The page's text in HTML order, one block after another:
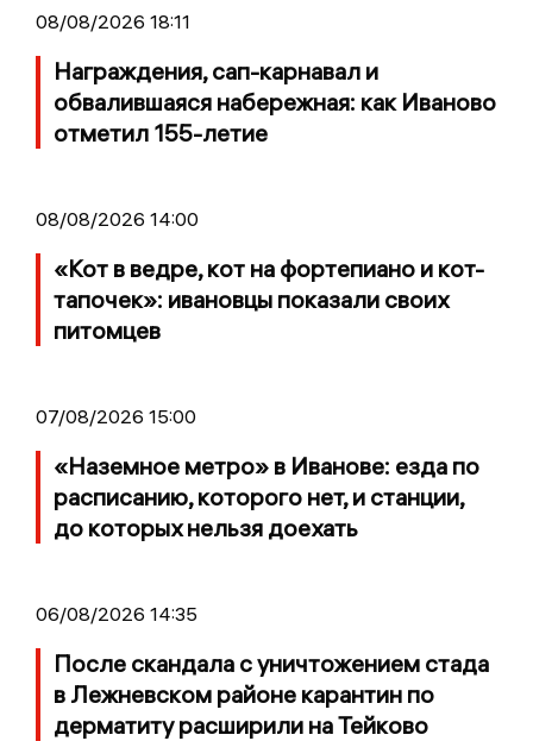
08/08/2026 18:11
Награждения, сап-карнавал и
обвалившаяся набережная: как Иваново
отметил 155-летие
08/08/2026 14:00
«Кот в ведре, кот на фортепиано и кот-
тапочек»: ивановцы показали своих
питомцев
07/08/2026 15:00
«Наземное метро» в Иванове: езда по
расписанию, которого нет, и станции,
до которых нельзя доехать
06/08/2026 14:35
После скандала с уничтожением стада
в Лежневском районе карантин по
дерматиту расширили на Тейково